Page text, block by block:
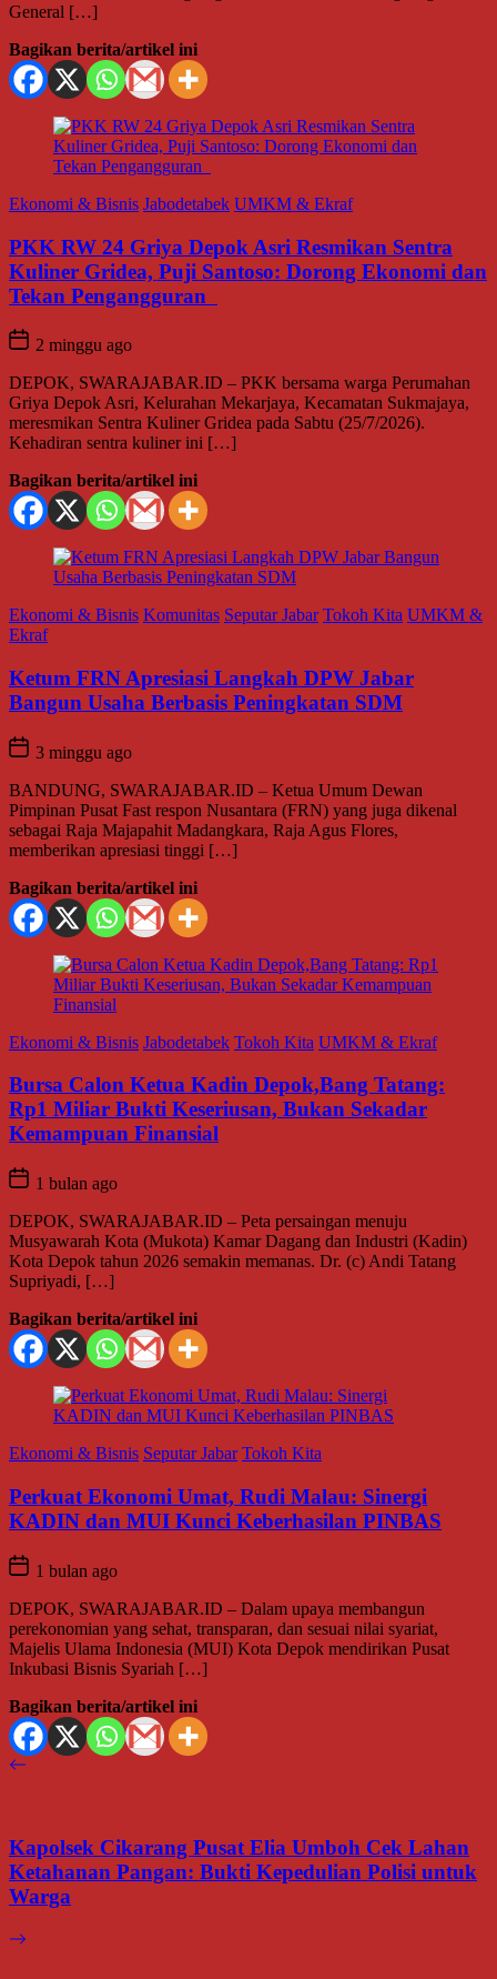
General […]
Bagikan berita/artikel ini
Ekonomi & Bisnis Jabodetabek UMKM & Ekraf
PKK RW 24 Griya Depok Asri Resmikan Sentra
Kuliner Gridea, Puji Santoso: Dorong Ekonomi dan
Tekan Pengangguran
2 minggu ago
DEPOK, SWARAJABAR.ID – PKK bersama warga Perumahan
Griya Depok Asri, Kelurahan Mekarjaya, Kecamatan Sukmajaya,
meresmikan Sentra Kuliner Gridea pada Sabtu (25/7/2026).
Kehadiran sentra kuliner ini […]
Bagikan berita/artikel ini
Ekonomi & Bisnis Komunitas Seputar Jabar Tokoh Kita UMKM &
Ekraf
Ketum FRN Apresiasi Langkah DPW Jabar
Bangun Usaha Berbasis Peningkatan SDM
3 minggu ago
BANDUNG, SWARAJABAR.ID – Ketua Umum Dewan
Pimpinan Pusat Fast respon Nusantara (FRN) yang juga dikenal
sebagai Raja Majapahit Madangkara, Raja Agus Flores,
memberikan apresiasi tinggi […]
Bagikan berita/artikel ini
Ekonomi & Bisnis Jabodetabek Tokoh Kita UMKM & Ekraf
Bursa Calon Ketua Kadin Depok,Bang Tatang:
Rp1 Miliar Bukti Keseriusan, Bukan Sekadar
Kemampuan Finansial
1 bulan ago
DEPOK, SWARAJABAR.ID – Peta persaingan menuju
Musyawarah Kota (Mukota) Kamar Dagang dan Industri (Kadin)
Kota Depok tahun 2026 semakin memanas. Dr. (c) Andi Tatang
Supriyadi, […]
Bagikan berita/artikel ini
Ekonomi & Bisnis Seputar Jabar Tokoh Kita
Perkuat Ekonomi Umat, Rudi Malau: Sinergi
KADIN dan MUI Kunci Keberhasilan PINBAS
1 bulan ago
DEPOK, SWARAJABAR.ID – Dalam upaya membangun
perekonomian yang sehat, transparan, dan sesuai nilai syariat,
Majelis Ulama Indonesia (MUI) Kota Depok mendirikan Pusat
Inkubasi Bisnis Syariah […]
Bagikan berita/artikel ini
Kapolsek Cikarang Pusat Elia Umboh Cek Lahan
Ketahanan Pangan: Bukti Kepedulian Polisi untuk
Warga